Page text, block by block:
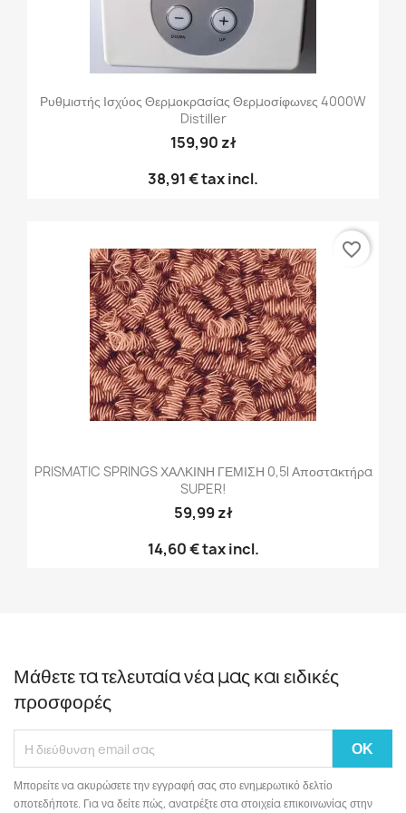
Ρυθμιστής Ισχύος Θερμοκρασίας Θερμοσίφωνες 4000W
Distiller
159,90 zł
38,91 €tax incl.
PRISMATIC SPRINGS ΧΑΛΚΙΝΗ ΓΕΜΙΣΗ 0,5l Αποστακτήρα
SUPER!
59,99 zł
14,60 €tax incl.
favorite_border
Μάθετε τα τελευταία νέα μας και ειδικές
προσφορές
Μπορείτε να ακυρώσετε την εγγραφή σας στο ενημερωτικό δελτίο
οποτεδήποτε. Για να δείτε πώς, ανατρέξτε στα στοιχεία επικοινωνίας στην